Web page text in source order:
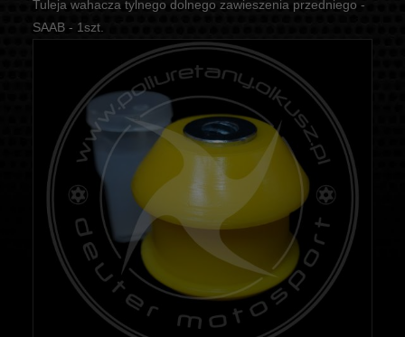
Tuleja wahacza tylnego dolnego zawieszenia przedniego -
SAAB - 1szt.